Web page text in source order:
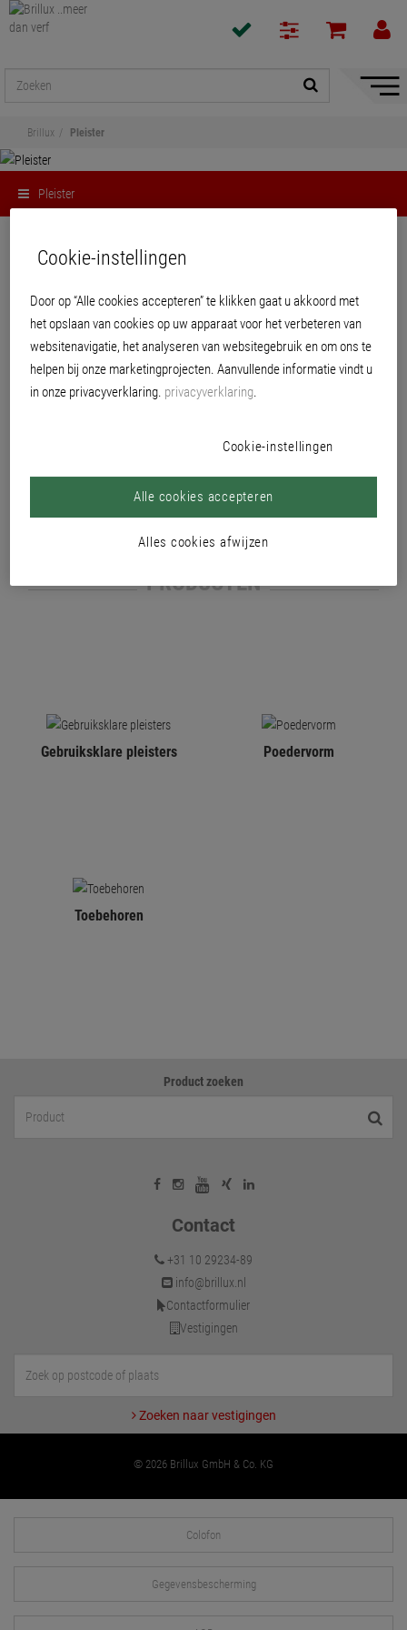
Brillux Pleister
Pleister
Pleister
Het Brillux pleisterassortiment bevat voor ieder gebruiksdoel de juiste
soort hand-, spuit- of poederpleister. Flexibel verpakt in een zak of
emmer, direct gebruiksklaar of om zelf aan te mengen, voor binnen en
buiten. Ervaar hoe gemakkelijk u onze nieuwe producten kunt
Zo legt u met pleisters van Brillux de basis voor een perfect verfresultaat
PRODUCTEN
Gebruiksklare pleisters Poedervorm
Toebehoren
Product zoeken
Contact
+31 10 29234-89
info@brillux.nl
Contactformulier
Vestigingen
Zoeken naar vestigingen
© 2026 Brillux GmbH & Co. KG
Colofon
Gegevensbescherming
Cookie-instellingen
Door op “Alle cookies accepteren” te klikken gaat u akkoord met
het opslaan van cookies op uw apparaat voor het verbeteren van
websitenavigatie, het analyseren van websitegebruik en om ons te
helpen bij onze marketingprojecten. Aanvullende informatie vindt u
in onze privacyverklaring. privacyverklaring.
Cookie-instellingen
Alles cookies afwijzen
Alle cookies accepteren